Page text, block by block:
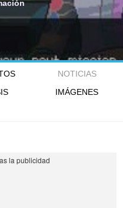
NOTICIAS
IMÁGENES